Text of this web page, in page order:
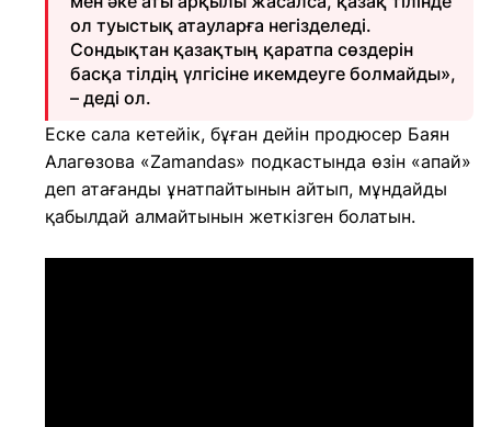
ол туыстық атауларға негізделеді.
Сондықтан қазақтың қаратпа сөздерін
басқа тілдің үлгісіне икемдеуге болмайды»,
– деді ол.
Еске сала кетейік, бұған дейін продюсер Баян
Алагөзова «Zamandas» подкастында өзін «апай»
деп атағанды ұнатпайтынын айтып, мұндайды
қабылдай алмайтынын жеткізген болатын.